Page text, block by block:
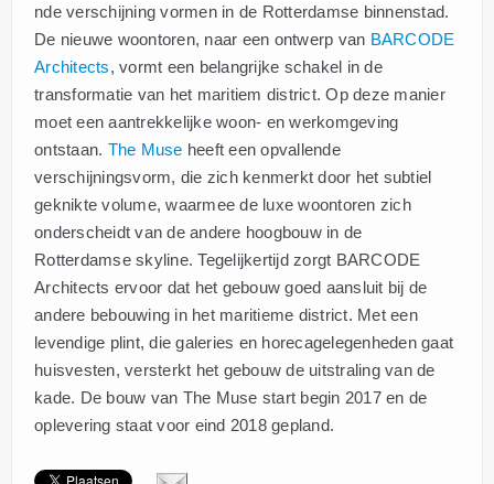
nde verschijning vormen in de Rotterdamse binnenstad.
De nieuwe woontoren, naar een ontwerp van BARCODE
Architects, vormt een belangrijke schakel in de
transformatie van het maritiem district. Op deze manier
moet een aantrekkelijke woon- en werkomgeving
ontstaan. The Muse heeft een opvallende
verschijningsvorm, die zich kenmerkt door het subtiel
geknikte volume, waarmee de luxe woontoren zich
onderscheidt van de andere hoogbouw in de
Rotterdamse skyline. Tegelijkertijd zorgt BARCODE
Architects ervoor dat het gebouw goed aansluit bij de
andere bebouwing in het maritieme district. Met een
levendige plint, die galeries en horecagelegenheden gaat
huisvesten, versterkt het gebouw de uitstraling van de
kade. De bouw van The Muse start begin 2017 en de
oplevering staat voor eind 2018 gepland.